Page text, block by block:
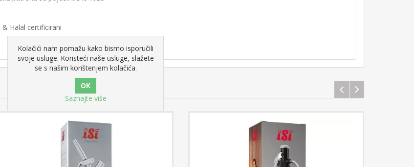
& Halal certificirani
Kolačići nam pomažu kako bismo isporučili
svoje usluge. Koristeći naše usluge, slažete
se s našim korištenjem kolačića.
Saznajte više